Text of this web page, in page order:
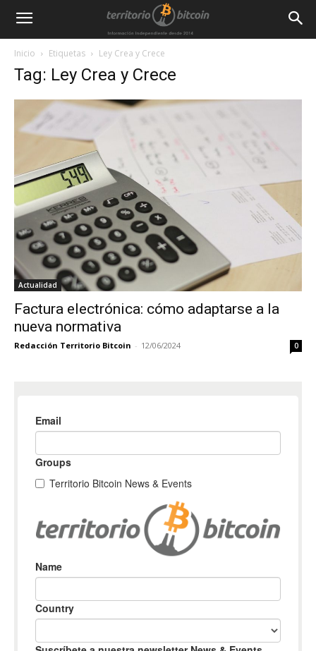
Inicio Etiquetas Ley Crea y Crece
Tag: Ley Crea y Crece
Actualidad
Factura electrónica: cómo adaptarse a la
nueva normativa
Redacción Territorio Bitcoin - 12/06/2024 0